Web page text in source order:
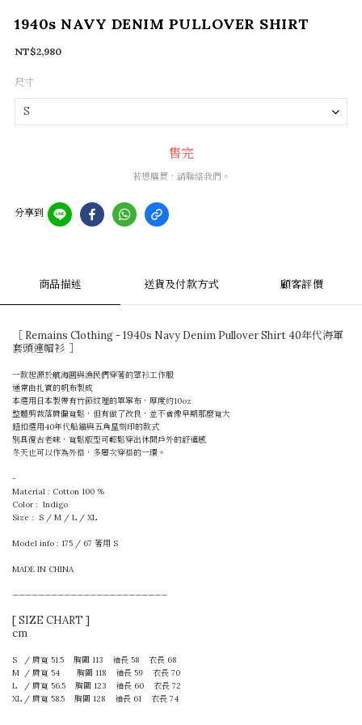
1940s NAVY DENIM PULLOVER SHIRT
NT$2,980
尺寸
售完
若想購買，請聯絡我們。
分享到
商品描述 送貨及付款方式 顧客評價
［ Remains Clothing - 1940s Navy Denim Pullover Shirt 40年代海軍
套頭連帽衫 ］
一款起源於航海圓與漁民們穿著的罩衫工作服
通常由扎實的帆布製成
本選用日本製帶有竹節紋理的單寧布，厚度約10oz
整體剪裁落肩偏寬鬆，但有做了改良，並不會像早期那麼寬大
鈕扣選用40年代船錨與五角星刻印的款式
別具復古老味，寬鬆版型可輕鬆穿出休閒戶外的舒適感
冬天也可以作為外搭，多層次穿搭的一環。
-
Material : Cotton 100 %
Color : Indigo
Size : S / M / L / XL
Model info : 175 / 67 著用 S
MADE IN CHINA
————————————————————————
[ SIZE CHART ]
cm
S / 肩寬 51.5 胸圍 113 袖長 58 衣長 68
M / 肩寬 54 胸圍 118 袖長 59 衣長 70
L / 肩寬 56.5 胸圍 123 袖長 60 衣長 72
XL / 肩寬 58.5 胸圍 128 袖長 61 衣長 74